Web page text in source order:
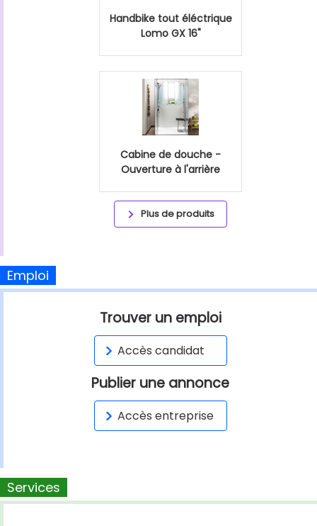
Handbike tout éléctrique
Lomo GX 16"
Cabine de douche -
Ouverture à l'arrière
Plus de produits
Emploi
Trouver un emploi
Accès candidat
Publier une annonce
Accès entreprise
Services